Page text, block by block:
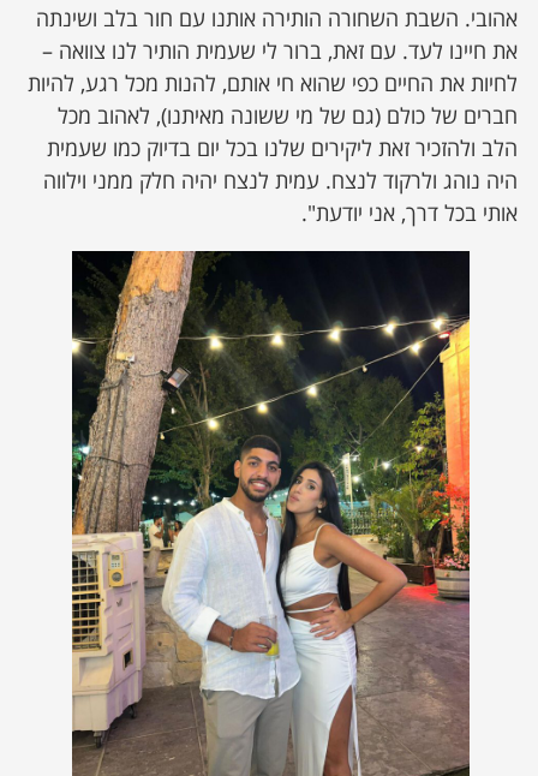
אהובי. השבת השחורה הותירה אותנו עם חור בלב ושינתה
את חיינו לעד. עם זאת, ברור לי שעמית הותיר לנו צוואה –
לחיות את החיים כפי שהוא חי אותם, להנות מכל רגע, להיות
חברים של כולם (גם של מי ששונה מאיתנו), לאהוב מכל
הלב ולהזכיר זאת ליקירים שלנו בכל יום בדיוק כמו שעמית
היה נוהג ולרקוד לנצח. עמית לנצח יהיה חלק ממני וילווה
אותי בכל דרך, אני יודעת".